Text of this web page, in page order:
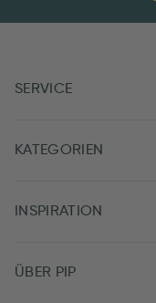
SERVICE
KATEGORIEN
INSPIRATION
ÜBER PIP